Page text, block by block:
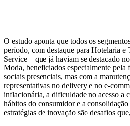
O estudo aponta que todos os
período, com destaque para Hotelaria
Service – que já haviam se destacado
Moda, beneficiados especialmente pela
sociais presenciais, mas com a
representativas no delivery e no e-
inflacionária, a dificuldade no acesso a
hábitos do consumidor e a
estratégias de inovação são desafios